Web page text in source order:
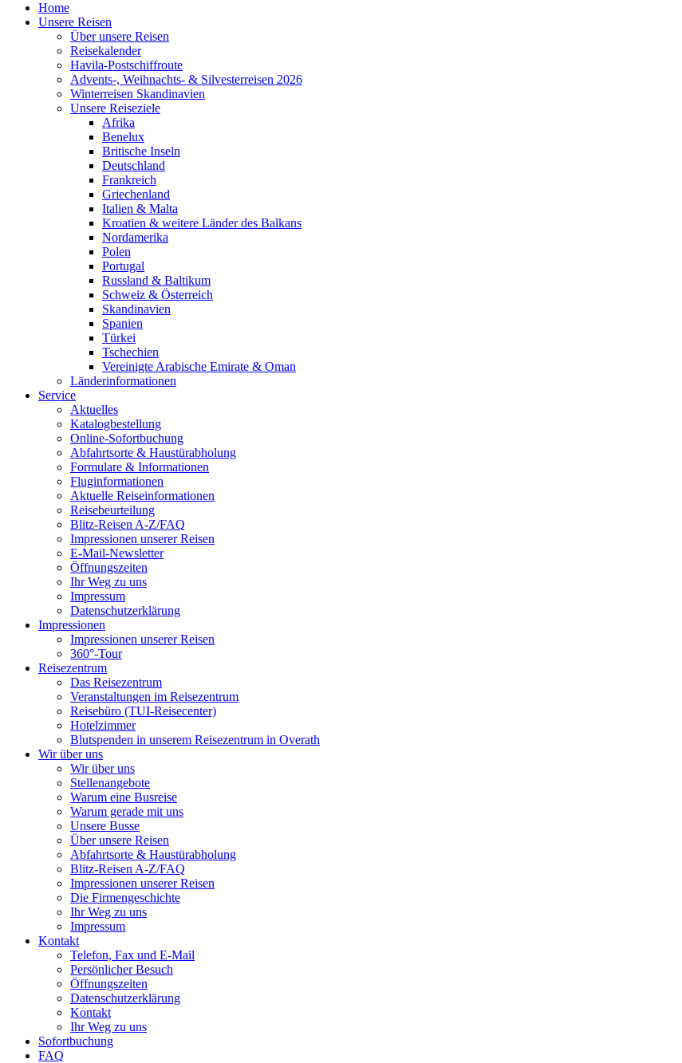
Home
Unsere Reisen
Über unsere Reisen
Reisekalender
Havila-Postschiffroute
Advents-, Weihnachts- & Silvesterreisen 2026
Winterreisen Skandinavien
Unsere Reiseziele
Afrika
Benelux
Britische Inseln
Deutschland
Frankreich
Griechenland
Italien & Malta
Kroatien & weitere Länder des Balkans
Nordamerika
Polen
Portugal
Russland & Baltikum
Schweiz & Österreich
Skandinavien
Spanien
Türkei
Tschechien
Vereinigte Arabische Emirate & Oman
Länderinformationen
Service
Aktuelles
Katalogbestellung
Online-Sofortbuchung
Abfahrtsorte & Haustürabholung
Formulare & Informationen
Fluginformationen
Aktuelle Reiseinformationen
Reisebeurteilung
Blitz-Reisen A-Z/FAQ
Impressionen unserer Reisen
E-Mail-Newsletter
Öffnungszeiten
Ihr Weg zu uns
Impressum
Datenschutzerklärung
Impressionen
Impressionen unserer Reisen
360°-Tour
Reisezentrum
Das Reisezentrum
Veranstaltungen im Reisezentrum
Reisebüro (TUI-Reisecenter)
Hotelzimmer
Blutspenden in unserem Reisezentrum in Overath
Wir über uns
Wir über uns
Stellenangebote
Warum eine Busreise
Warum gerade mit uns
Unsere Busse
Über unsere Reisen
Abfahrtsorte & Haustürabholung
Blitz-Reisen A-Z/FAQ
Impressionen unserer Reisen
Die Firmengeschichte
Ihr Weg zu uns
Impressum
Kontakt
Telefon, Fax und E-Mail
Persönlicher Besuch
Öffnungszeiten
Datenschutzerklärung
Kontakt
Ihr Weg zu uns
Sofortbuchung
FAQ